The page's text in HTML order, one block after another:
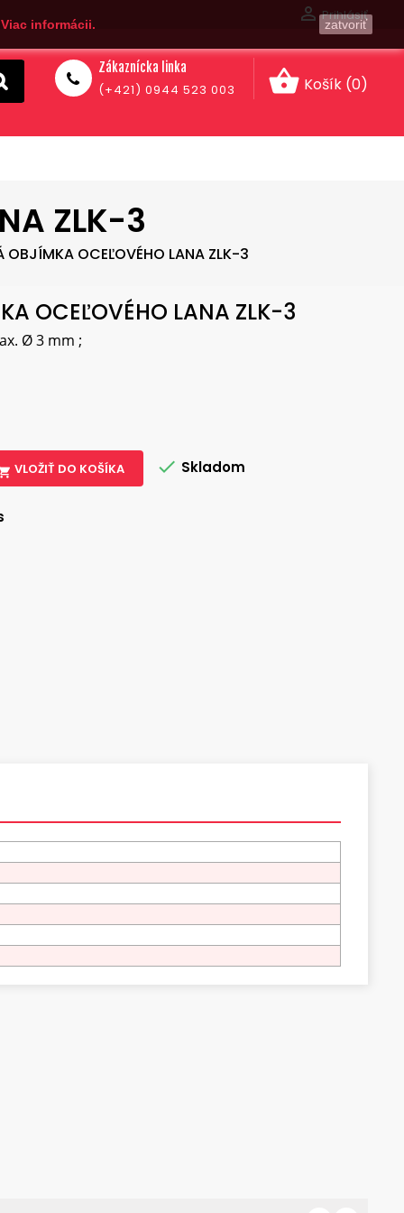
Viac informácii. zatvoriť
 Prihlásiť
shopping_basket Košík (0)
Zákaznícka linka
(+421) 0944 523 003
ZLK-3
OBJÍMKA OCEĽOVÉHO LANA ZLK-3
OCEĽOVÉHO LANA ZLK-3
Ø 3 mm ;
VLOŽIŤ DO KOŠÍKA  Skladom